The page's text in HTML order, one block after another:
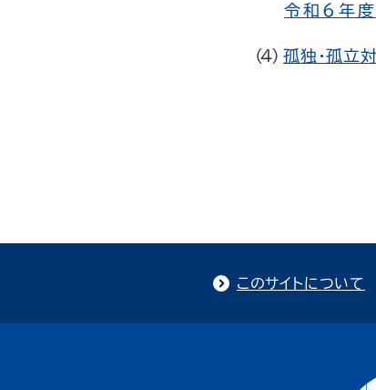
令和6年
孤独・孤立
このサイトについて